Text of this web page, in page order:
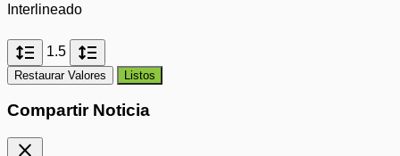
Interlineado
format_line_spacing 1.5 format_line_spacing
Restaurar Valores Listos
Compartir Noticia
close